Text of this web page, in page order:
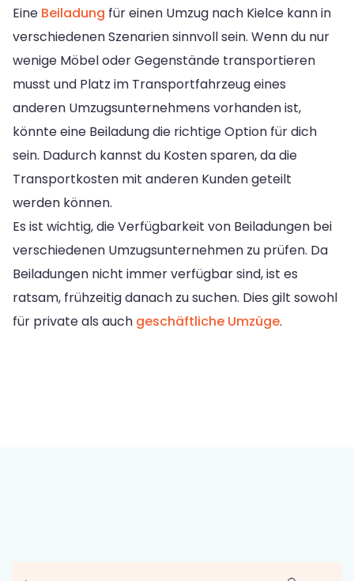
Eine Beiladung für einen Umzug nach Kielce kann in
verschiedenen Szenarien sinnvoll sein. Wenn du nur
wenige Möbel oder Gegenstände transportieren
musst und Platz im Transportfahrzeug eines
anderen Umzugsunternehmens vorhanden ist,
könnte eine Beiladung die richtige Option für dich
sein. Dadurch kannst du Kosten sparen, da die
Transportkosten mit anderen Kunden geteilt
werden können.
Es ist wichtig, die Verfügbarkeit von Beiladungen bei
verschiedenen Umzugsunternehmen zu prüfen. Da
Beiladungen nicht immer verfügbar sind, ist es
ratsam, frühzeitig danach zu suchen. Dies gilt sowohl
für private als auch geschäftliche Umzüge.